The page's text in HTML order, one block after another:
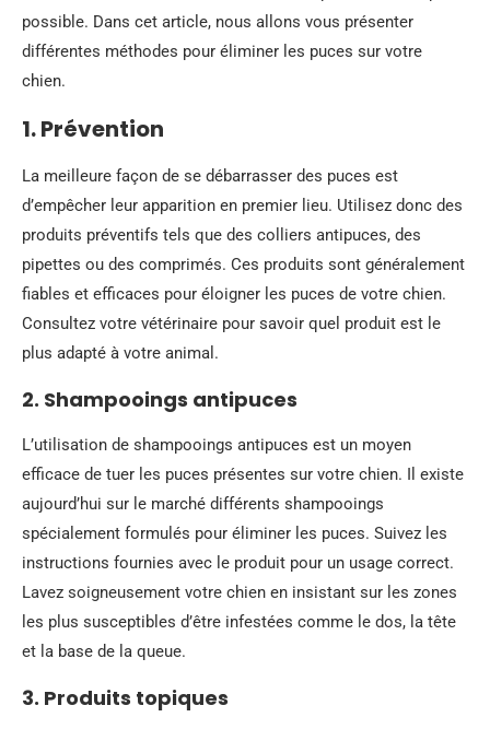
possible. Dans cet article, nous allons vous présenter
différentes méthodes pour éliminer les puces sur votre
chien.
1. Prévention
La meilleure façon de se débarrasser des puces est
d’empêcher leur apparition en premier lieu. Utilisez donc des
produits préventifs tels que des colliers antipuces, des
pipettes ou des comprimés. Ces produits sont généralement
fiables et efficaces pour éloigner les puces de votre chien.
Consultez votre vétérinaire pour savoir quel produit est le
plus adapté à votre animal.
2. Shampooings antipuces
L’utilisation de shampooings antipuces est un moyen
efficace de tuer les puces présentes sur votre chien. Il existe
aujourd’hui sur le marché différents shampooings
spécialement formulés pour éliminer les puces. Suivez les
instructions fournies avec le produit pour un usage correct.
Lavez soigneusement votre chien en insistant sur les zones
les plus susceptibles d’être infestées comme le dos, la tête
et la base de la queue.
3. Produits topiques